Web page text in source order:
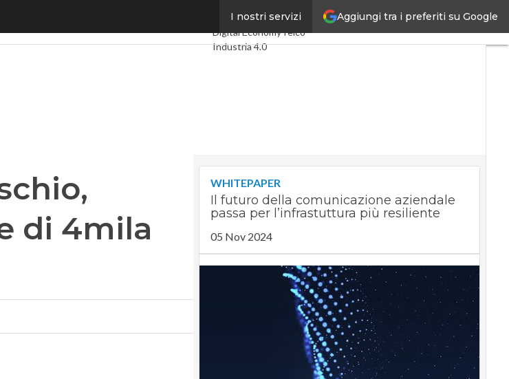
Aggiungi tra i preferiti su Google
I nostri servizi
Ultimi articoli
Digital EconomyTelco
Industria 4.0
di 4mila
WHITEPAPER
Il futuro della comunicazione aziendale
passa per l’infrastuttura più resiliente
05 Nov 2024